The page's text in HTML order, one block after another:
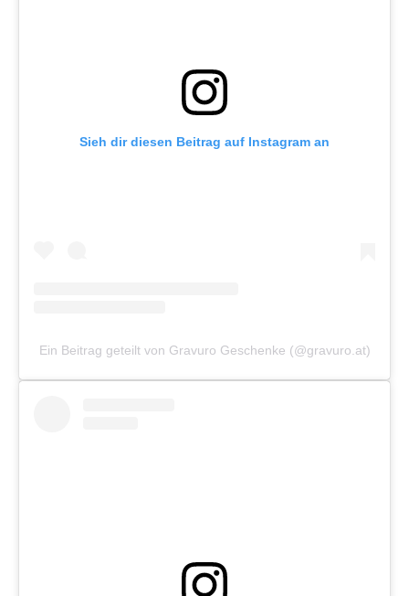
Sieh dir diesen Beitrag auf Instagram an
Ein Beitrag geteilt von Gravuro Geschenke (@gravuro.at)